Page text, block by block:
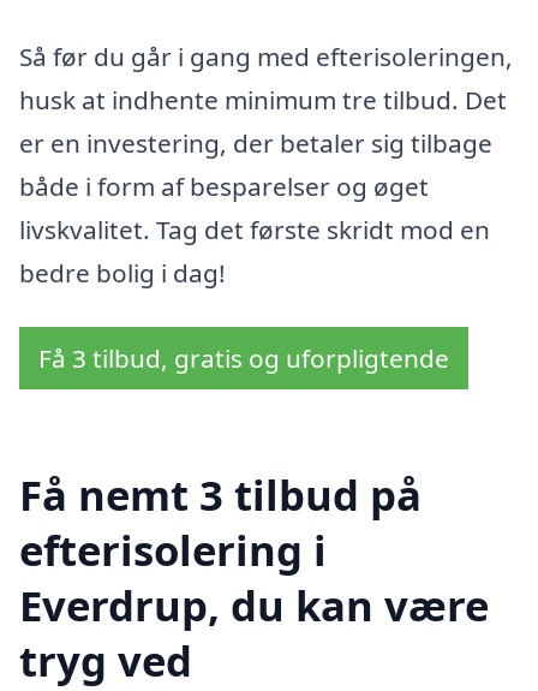
Så før du går i gang med efterisoleringen,
husk at indhente minimum tre tilbud. Det
er en investering, der betaler sig tilbage
både i form af besparelser og øget
livskvalitet. Tag det første skridt mod en
bedre bolig i dag!
Få 3 tilbud, gratis og uforpligtende
Få nemt 3 tilbud på
efterisolering i
Everdrup, du kan være
tryg ved